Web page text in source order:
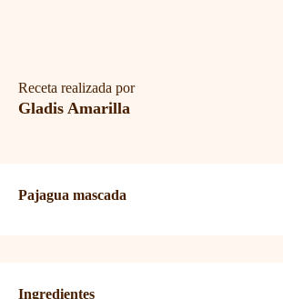
Receta realizada por
Gladis Amarilla
Pajagua mascada
Ingredientes